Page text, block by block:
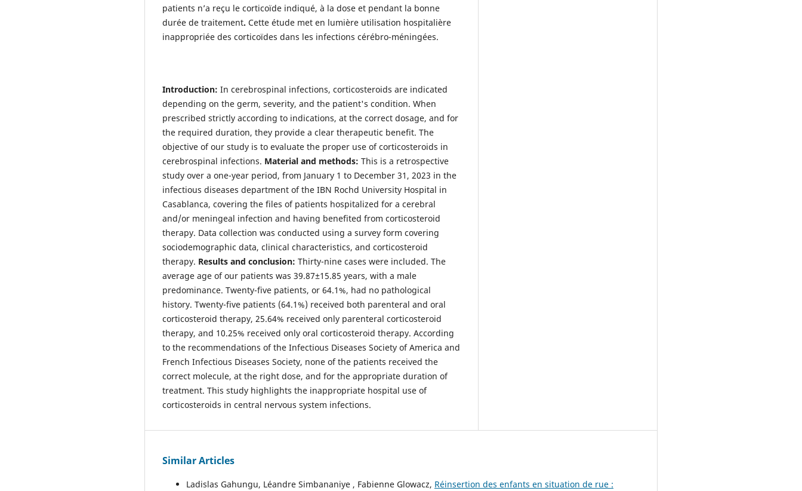
patients n’a reçu le corticoïde indiqué, à la dose et pendant la bonne
durée de traitement. Cette étude met en lumière utilisation hospitalière
inappropriée des corticoïdes dans les infections cérébro-méningées.
Introduction: In cerebrospinal infections, corticosteroids are indicated
depending on the germ, severity, and the patient's condition. When
prescribed strictly according to indications, at the correct dosage, and for
the required duration, they provide a clear therapeutic benefit. The
objective of our study is to evaluate the proper use of corticosteroids in
cerebrospinal infections. Material and methods: This is a retrospective
study over a one-year period, from January 1 to December 31, 2023 in the
infectious diseases department of the IBN Rochd University Hospital in
Casablanca, covering the files of patients hospitalized for a cerebral
and/or meningeal infection and having benefited from corticosteroid
therapy. Data collection was conducted using a survey form covering
sociodemographic data, clinical characteristics, and corticosteroid
therapy. Results and conclusion: Thirty-nine cases were included. The
average age of our patients was 39.87±15.85 years, with a male
predominance. Twenty-five patients, or 64.1%, had no pathological
history. Twenty-five patients (64.1%) received both parenteral and oral
corticosteroid therapy, 25.64% received only parenteral corticosteroid
therapy, and 10.25% received only oral corticosteroid therapy. According
to the recommendations of the Infectious Diseases Society of America and
French Infectious Diseases Society, none of the patients received the
correct molecule, at the right dose, and for the appropriate duration of
treatment. This study highlights the inappropriate hospital use of
corticosteroids in central nervous system infections.
Similar Articles
Ladislas Gahungu, Léandre Simbananiye , Fabienne Glowacz, Réinsertion des enfants en situation de rue :